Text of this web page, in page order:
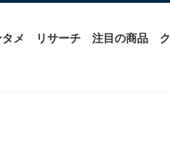
メ リサーチ 注目の商品